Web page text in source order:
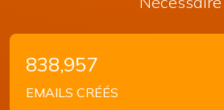
838,957
EMAILS CRÉÉS